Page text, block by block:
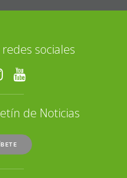
sociales
de Noticias